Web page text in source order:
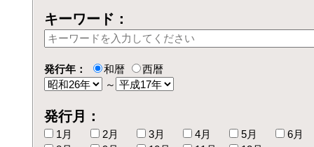
キーワード：
発行年： 和暦
西暦
～
発行月：
1月 2月 3月 4月 5月
6月